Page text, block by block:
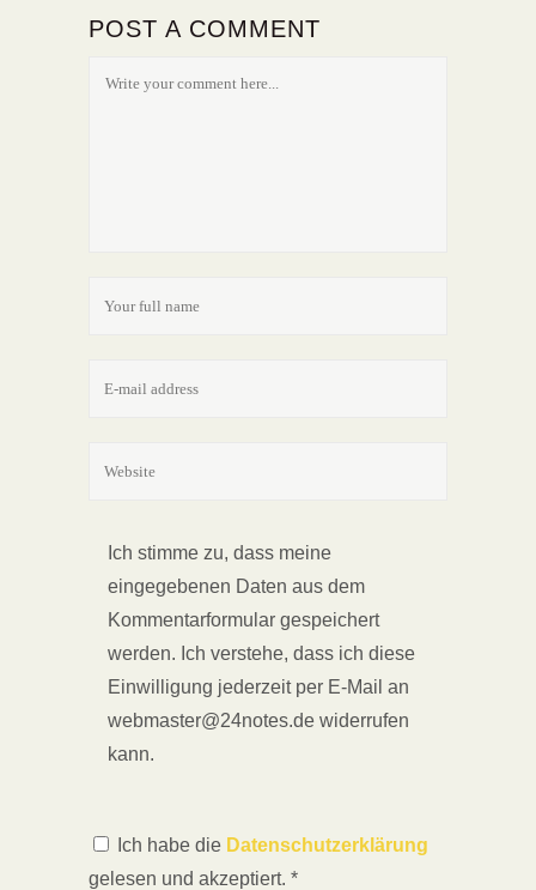
POST A COMMENT
Ich stimme zu, dass meine
eingegebenen Daten aus dem
Kommentarformular gespeichert
werden. Ich verstehe, dass ich diese
Einwilligung jederzeit per E-Mail an
webmaster@24notes.de widerrufen
kann.
Ich habe die Datenschutzerklärung
gelesen und akzeptiert. *